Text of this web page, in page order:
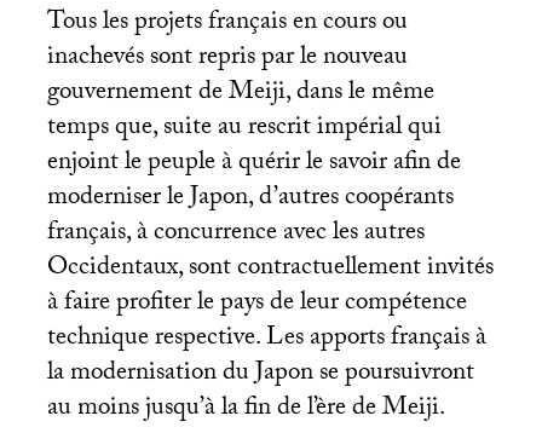
Tous les projets français en cours ou
inachevés sont repris par le nouveau
gouvernement de Meiji, dans le même
temps que, suite au rescrit impérial qui
enjoint le peuple à quérir le savoir afin de
moderniser le Japon, d’autres coopérants
français, à concurrence avec les autres
Occidentaux, sont contractuellement invités
à faire profiter le pays de leur compétence
technique respective. Les apports français à
la modernisation du Japon se poursuivront
au moins jusqu’à la fin de l’ère de Meiji.